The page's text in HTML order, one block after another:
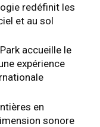
redéfinit les
et au sol
accueille le
expérience
en
sonore